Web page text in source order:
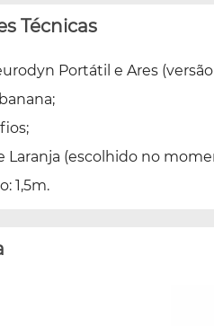
Técnicas
Portátil e Ares
Laranja (escolhido no
1,5m.